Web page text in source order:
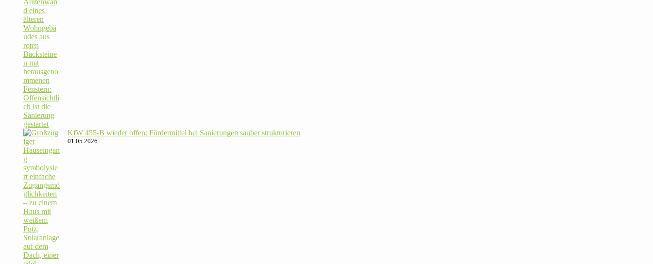
KfW 455‑B wieder offen: För­der­mittel bei Sanie­rungen sauber strukturieren
01.05.2026